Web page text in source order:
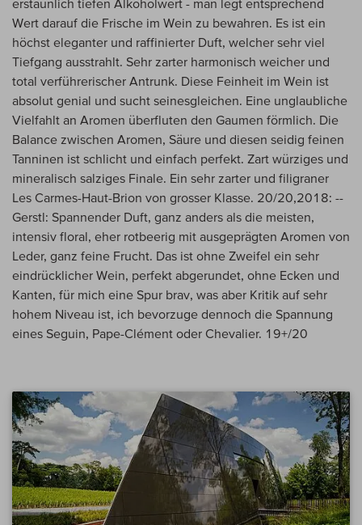
erstaunlich tiefen Alkoholwert - man legt entsprechend
Wert darauf die Frische im Wein zu bewahren. Es ist ein
höchst eleganter und raffinierter Duft, welcher sehr viel
Tiefgang ausstrahlt. Sehr zarter harmonisch weicher und
total verführerischer Antrunk. Diese Feinheit im Wein ist
absolut genial und sucht seinesgleichen. Eine unglaubliche
Vielfahlt an Aromen überfluten den Gaumen förmlich. Die
Balance zwischen Aromen, Säure und diesen seidig feinen
Tanninen ist schlicht und einfach perfekt. Zart würziges und
mineralisch salziges Finale. Ein sehr zarter und filigraner
Les Carmes-Haut-Brion von grosser Klasse. 20/20,2018: --
Gerstl: Spannender Duft, ganz anders als die meisten,
intensiv floral, eher rotbeerig mit ausgeprägten Aromen von
Leder, ganz feine Frucht. Das ist ohne Zweifel ein sehr
eindrücklicher Wein, perfekt abgerundet, ohne Ecken und
Kanten, für mich eine Spur brav, was aber Kritik auf sehr
hohem Niveau ist, ich bevorzuge dennoch die Spannung
eines Seguin, Pape-Clément oder Chevalier. 19+/20